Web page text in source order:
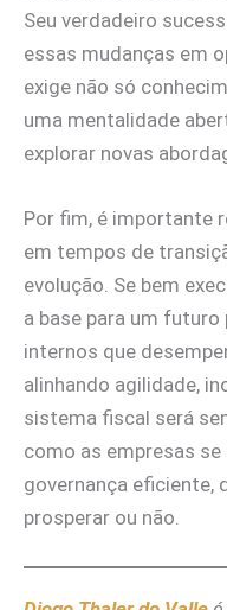
Seu verdadeiro
essas mudanças em
exige não só
uma mentalidade
explorar novas
Por fim, é importante
em tempos de
evolução. Se bem
a base para um
internos que
alinhando agilidade,
sistema fiscal será
como as empresas se
governança eficiente,
prosperar ou não.